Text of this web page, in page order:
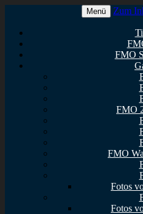
FullMetal
2026
Menü Zum
FMO
FMO
FMO
Fotos
Fotos